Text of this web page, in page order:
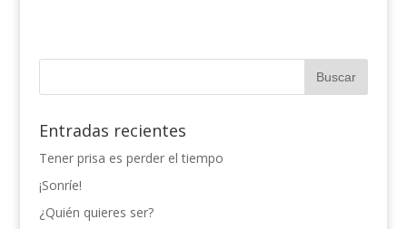
Entradas recientes
Tener prisa es perder el tiempo
¡Sonríe!
¿Quién quieres ser?